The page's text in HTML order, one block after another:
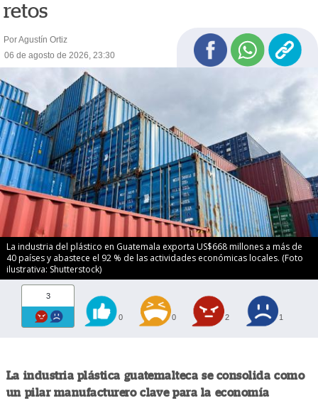
retos
Por Agustín Ortiz
06 de agosto de 2026, 23:30
La industria del plástico en Guatemala exporta US$668 millones a más de
40 países y abastece el 92 % de las actividades económicas locales. (Foto
ilustrativa: Shutterstock)
3
0 0 2 1
La industria plástica guatemalteca se consolida como
un pilar manufacturero clave para la economía